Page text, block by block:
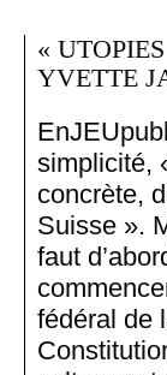
«
YVETTE
simplicité,
concrète,
Suisse ».
faut
fédéral de